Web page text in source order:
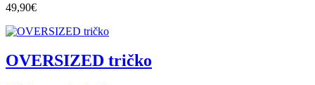
49,90€
OVERSIZED tričko